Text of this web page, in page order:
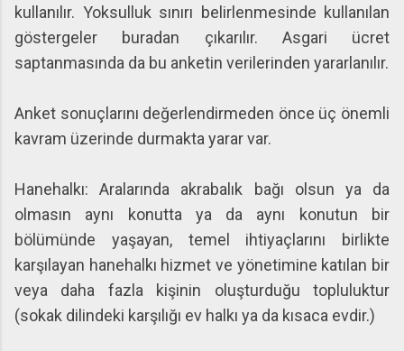
kullanılır. Yoksulluk sınırı belirlenmesinde kullanılan
göstergeler buradan çıkarılır. Asgari ücret
saptanmasında da bu anketin verilerinden yararlanılır.
Anket sonuçlarını değerlendirmeden önce üç önemli
kavram üzerinde durmakta yarar var.
Hanehalkı: Aralarında akrabalık bağı olsun ya da
olmasın aynı konutta ya da aynı konutun bir
bölümünde yaşayan, temel ihtiyaçlarını birlikte
karşılayan hanehalkı hizmet ve yönetimine katılan bir
veya daha fazla kişinin oluşturduğu topluluktur
(sokak dilindeki karşılığı ev halkı ya da kısaca evdir.)